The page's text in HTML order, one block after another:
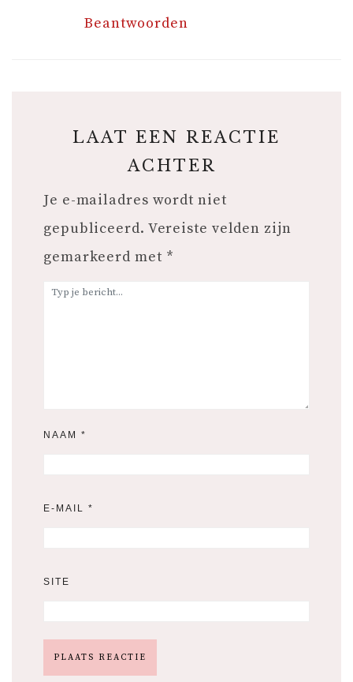
Beantwoorden
LAAT EEN REACTIE
ACHTER
Je e-mailadres wordt niet
gepubliceerd. Vereiste velden zijn
gemarkeerd met *
NAAM *
E-MAIL *
SITE